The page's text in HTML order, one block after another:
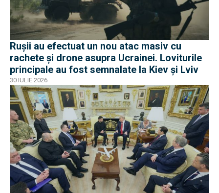
Rușii au efectuat un nou atac masiv cu
rachete și drone asupra Ucrainei. Loviturile
principale au fost semnalate la Kiev și Lviv
30 IULIE 2026